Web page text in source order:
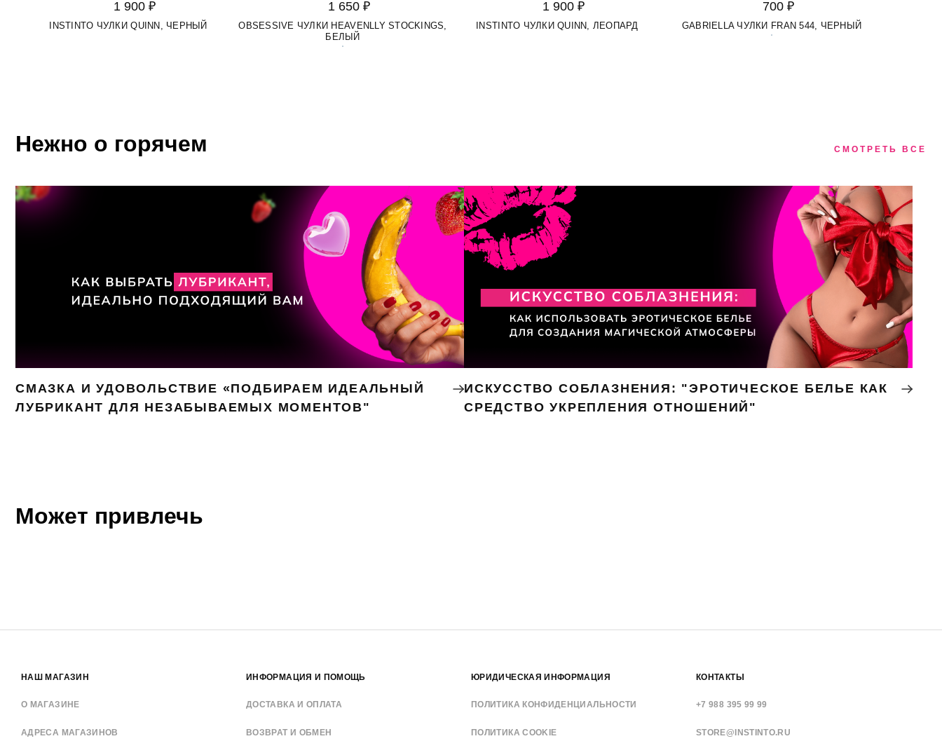
1 900 ₽
INSTINTO ЧУЛКИ QUINN, ЧЕРНЫЙ
1 650 ₽
OBSESSIVE ЧУЛКИ HEAVENLLY STOCKINGS,
БЕЛЫЙ
1 900 ₽
INSTINTO ЧУЛКИ QUINN, ЛЕОПАРД
700 ₽
GABRIELLA ЧУЛКИ FRAN 544, ЧЕРНЫЙ
Нежно о горячем СМОТРЕТЬ ВСЕ
СМАЗКА И УДОВОЛЬСТВИЕ «ПОДБИРАЕМ ИДЕАЛЬНЫЙ
ЛУБРИКАНТ ДЛЯ НЕЗАБЫВАЕМЫХ МОМЕНТОВ"
ИСКУССТВО СОБЛАЗНЕНИЯ: "ЭРОТИЧЕСКОЕ БЕЛЬЕ КАК
СРЕДСТВО УКРЕПЛЕНИЯ ОТНОШЕНИЙ"
Может привлечь
НАШ МАГАЗИН
О МАГАЗИНЕ
АДРЕСА МАГАЗИНОВ
ИНФОРМАЦИЯ И ПОМОЩЬ
ДОСТАВКА И ОПЛАТА
ВОЗВРАТ И ОБМЕН
ЮРИДИЧЕСКАЯ ИНФОРМАЦИЯ
ПОЛИТИКА КОНФИДЕНЦИАЛЬНОСТИ
ПОЛИТИКА COOKIE
КОНТАКТЫ
+7 988 395 99 99
STORE@INSTINTO.RU